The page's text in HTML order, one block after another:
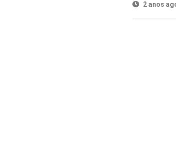
2 anos